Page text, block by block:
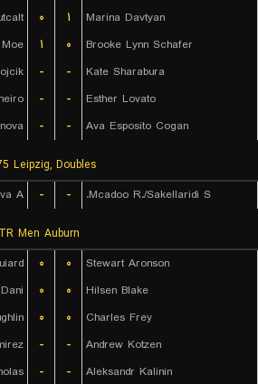
۰ ۱
Marina Davtyan
۱ ۰
Brooke Lynn Schafer
- -
Kate Sharabura
- -
Esther Lovato
- - Ava Esposito Cogan
Leipzig, Doubles
A.
- - Mcadoo R./Sakellaridi S.
Men Auburn
۰ ۰
Stewart Aronson
۰ ۰
Hilsen Blake
۰ ۰
Charles Frey
- -
Andrew Kotzen
- -
Aleksandr Kalinin